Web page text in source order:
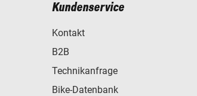
Kundenservice
Kontakt
B2B
Technikanfrage
Bike-Datenbank